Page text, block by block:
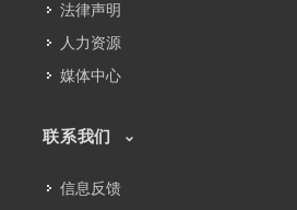
法律声明
人力资源
媒体中心
联系我们
信息反馈